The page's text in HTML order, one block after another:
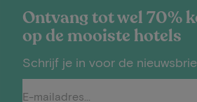
Ontvang tot wel 70%
op de mooiste hotels
Schrijf je in voor de